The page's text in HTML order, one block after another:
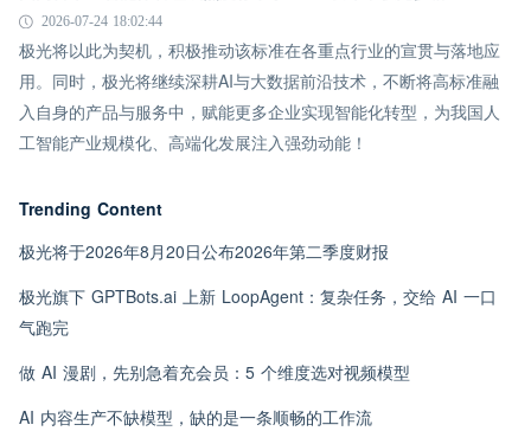
2026-07-24 18:02:44
极光将以此为契机，积极推动该标准在各重点行业的宣贯与落地应
用。同时，极光将继续深耕AI与大数据前沿技术，不断将高标准融
入自身的产品与服务中，赋能更多企业实现智能化转型，为我国人
工智能产业规模化、高端化发展注入强劲动能！
Trending Content
极光将于2026年8月20日公布2026年第二季度财报
极光旗下 GPTBots.ai 上新 LoopAgent：复杂任务，交给 AI 一口
气跑完
做 AI 漫剧，先别急着充会员：5 个维度选对视频模型
AI 内容生产不缺模型，缺的是一条顺畅的工作流